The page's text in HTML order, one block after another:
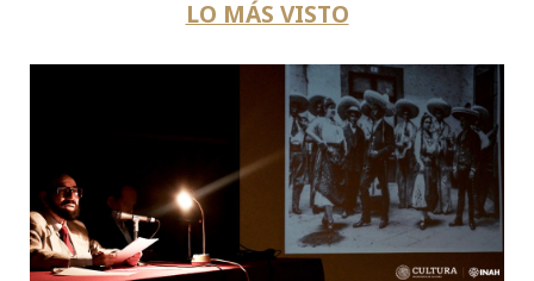
LO MÁS VISTO